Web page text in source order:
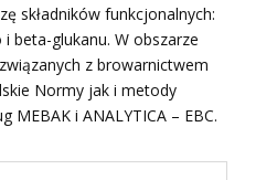
składników funkcjonalnych:
beta-glukanu. W obszarze
z browarnictwem
Normy jak i metody
MEBAK i ANALYTICA – EBC.